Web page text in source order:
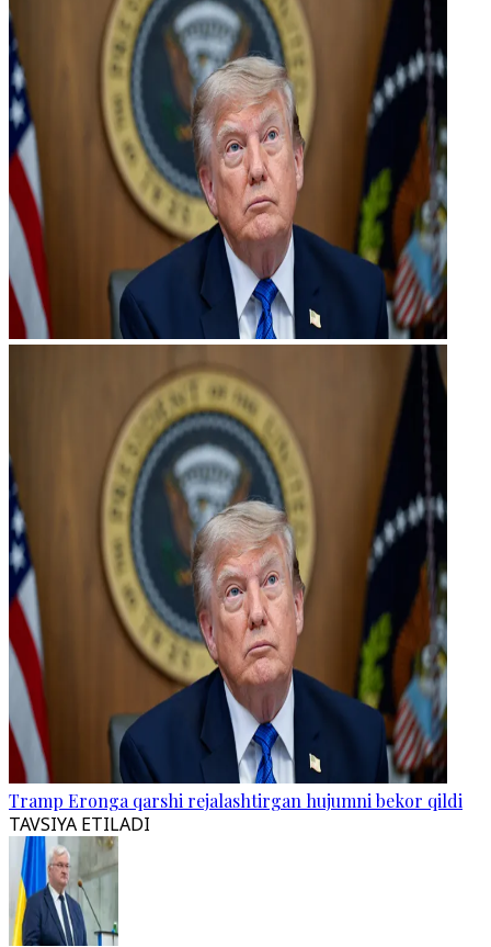
Tramp Eronga qarshi rejalashtirgan hujumni bekor qildi
TAVSIYA ETILADI